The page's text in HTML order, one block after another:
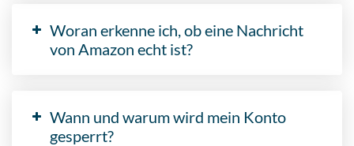
Woran erkenne ich, ob eine Nachricht
von Amazon echt ist?
Wann und warum wird mein Konto
gesperrt?